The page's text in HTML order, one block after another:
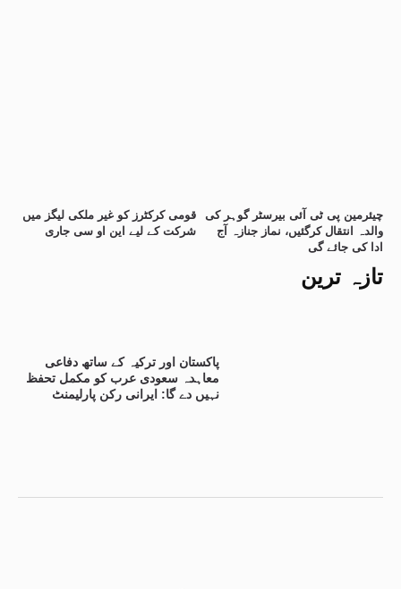
تازہ ترین
پاکستان اور ترکیہ کے ساتھ دفاعی
معاہدہ سعودی عرب کو مکمل تحفظ
نہیں دے گا: ایرانی رکن پارلیمنٹ
قومی کرکٹرز کو غیر ملکی لیگز میں
شرکت کے لیے این او سی جاری
چیئرمین پی ٹی آئی بیرسٹر گوہر کی
والدہ انتقال کرگئیں، نماز جنازہ آج
ادا کی جائے گی